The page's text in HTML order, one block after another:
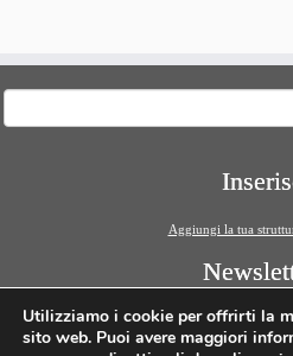
per:
Aggiungi la tua
Utilizziamo i cookie per offrirti la
sito web. Puoi avere maggiori